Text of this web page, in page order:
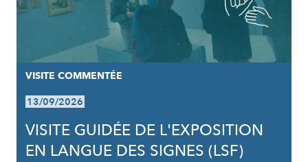
VISITE COMMENTÉE
13/09/2026
VISITE GUIDÉE DE L'EXPOSITION
EN LANGUE DES SIGNES (LSF)